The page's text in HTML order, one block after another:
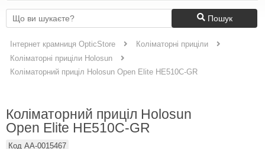
Пошук
Інтернет крамниця OpticStore
Коліматорні приціли
Коліматорні приціли Holosun
Коліматорний приціл Holosun Open Elite HE510C-GR
Коліматорний приціл Holosun
Open Elite HE510C-GR
Код AA-0015467